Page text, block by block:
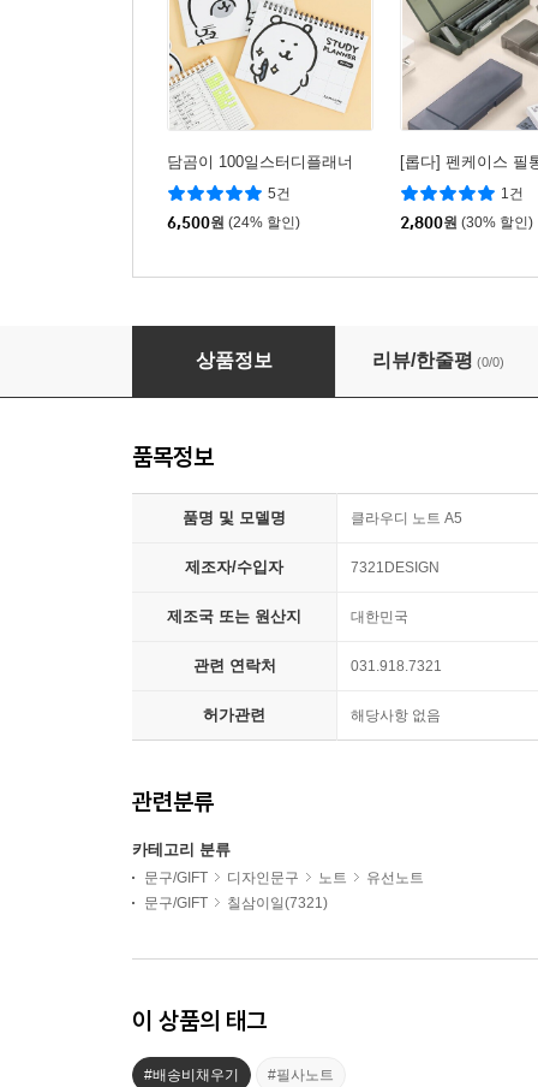
담곰이 100일스터디플래너
5건
6,500원 (24% 할인)
[롭다] 펜케이스 필
1건
2,800원 (30% 할인)
클라우디 노트 A5
상품정보 리뷰/한줄평 (0/0)
품목정보
품명 및 모델명 클라우디 노트 A5
제조자/수입자 7321DESIGN
제조국 또는 원산지 대한민국
관련 연락처 031.918.7321
허가관련 해당사항 없음
관련분류
카테고리 분류
문구/GIFT 디자인문구 노트
유선노트
문구/GIFT
칠삼이일(7321)
이 상품의 태그
#배송비채우기 #필사노트